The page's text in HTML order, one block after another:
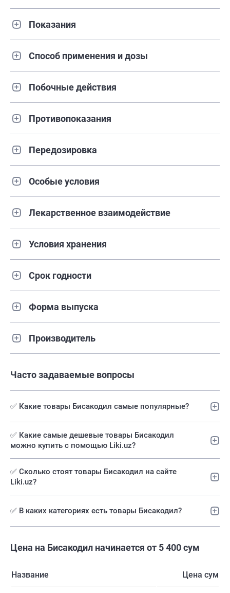
Показания
Способ применения и дозы
Побочные действия
Противопоказания
Передозировка
Особые условия
Лекарственное взаимодействие
Условия хранения
Срок годности
Форма выпуска
Производитель
Часто задаваемые вопросы
✅ Какие товары Бисакодил самые популярные?
✅️ Какие самые дешевые товары Бисакодил
можно купить с помощью Liki.uz?
✅ Сколько стоят товары Бисакодил на сайте
Liki.uz?
✅ В каких категориях есть товары Бисакодил?
Цена на Бисакодил начинается от 5 400 сум
Название Цена сум